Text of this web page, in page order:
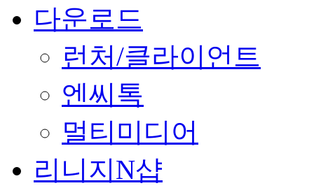
다운로드
런처/클라이언트
엔씨톡
멀티미디어
리니지N샵